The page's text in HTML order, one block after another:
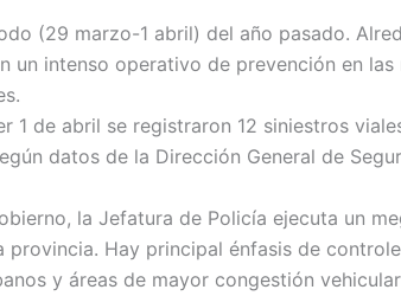
(29 marzo-1 abril) del año pasado.
un intenso operativo de prevención en
1 de abril se registraron 12 siniestros
datos de la Dirección General de
la Jefatura de Policía ejecuta un
Hay principal énfasis de
y áreas de mayor congestión